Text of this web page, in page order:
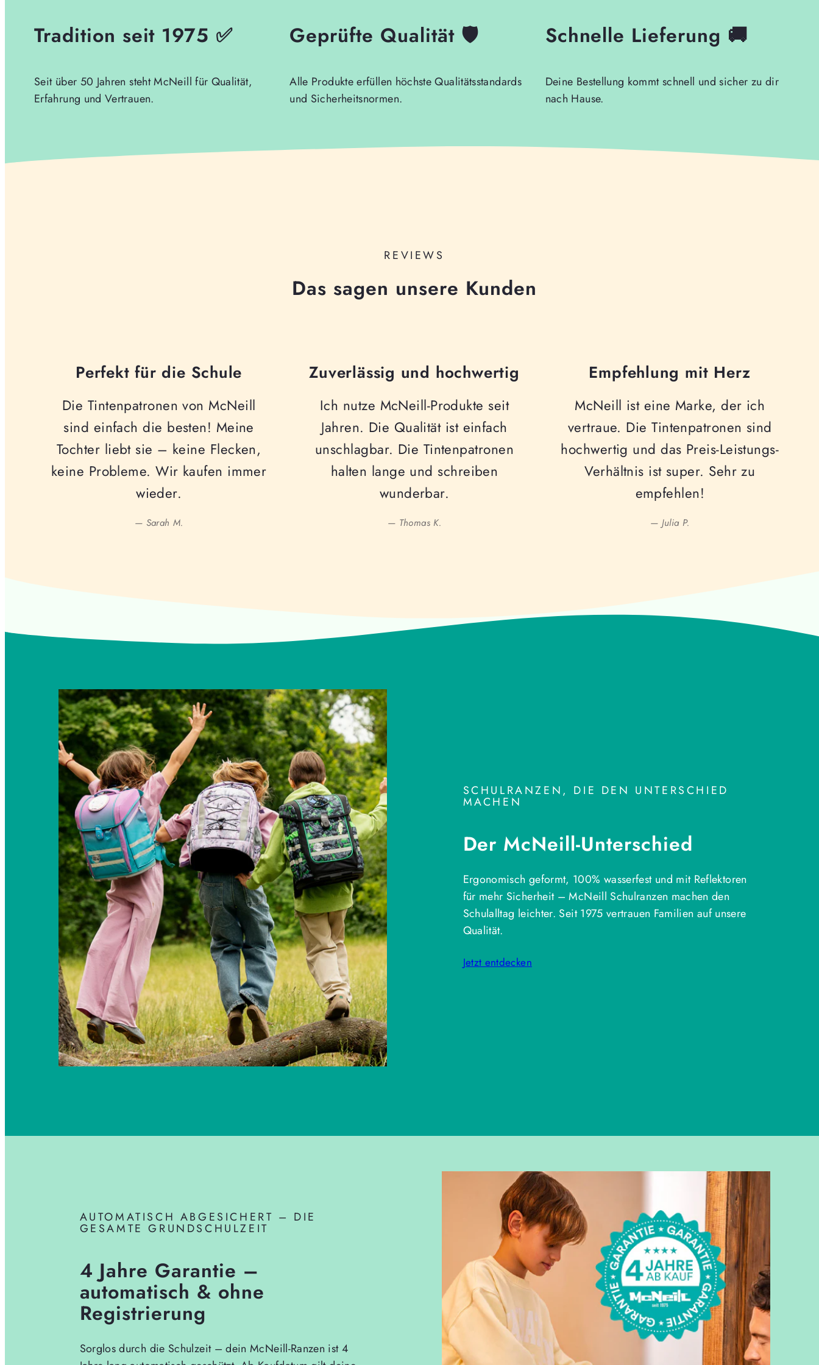
Tradition seit 1975 ✅
Seit über 50 Jahren steht McNeill für Qualität,
Erfahrung und Vertrauen.
Geprüfte Qualität 🛡️
Alle Produkte erfüllen höchste Qualitätsstandards
und Sicherheitsnormen.
Schnelle Lieferung 🚚
Deine Bestellung kommt schnell und sicher zu dir
nach Hause.
REVIEWS
Das sagen unsere Kunden
Perfekt für die Schule
Die Tintenpatronen von McNeill
sind einfach die besten! Meine
Tochter liebt sie – keine Flecken,
keine Probleme. Wir kaufen immer
wieder.
— Sarah M.
Zuverlässig und hochwertig
Ich nutze McNeill-Produkte seit
Jahren. Die Qualität ist einfach
unschlagbar. Die Tintenpatronen
halten lange und schreiben
wunderbar.
— Thomas K.
Empfehlung mit Herz
McNeill ist eine Marke, der ich
vertraue. Die Tintenpatronen sind
hochwertig und das Preis-Leistungs-
Verhältnis ist super. Sehr zu
empfehlen!
— Julia P.
SCHULRANZEN, DIE DEN UNTERSCHIED
MACHEN
Der McNeill-Unterschied
Ergonomisch geformt, 100% wasserfest und mit Reflektoren
für mehr Sicherheit – McNeill Schulranzen machen den
Schulalltag leichter. Seit 1975 vertrauen Familien auf unsere
Qualität.
Jetzt entdecken
AUTOMATISCH ABGESICHERT – DIE
GESAMTE GRUNDSCHULZEIT
4 Jahre Garantie –
automatisch & ohne
Registrierung
Sorglos durch die Schulzeit – dein McNeill-Ranzen ist 4